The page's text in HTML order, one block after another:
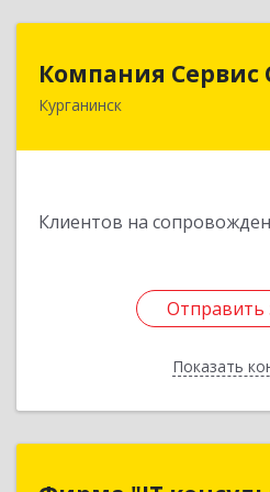
Компания Сервис
Курганинск
Клиентов на
Отправить
Показать
352430,
Отправить
Назад